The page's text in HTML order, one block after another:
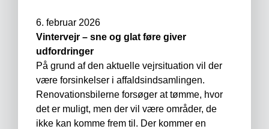
6. februar 2026
Vintervejr – sne og glat føre giver
udfordringer
På grund af den aktuelle vejrsituation vil der
være forsinkelser i affaldsindsamlingen.
Renovationsbilerne forsøger at tømme, hvor
det er muligt, men der vil være områder, de
ikke kan komme frem til. Der kommer en